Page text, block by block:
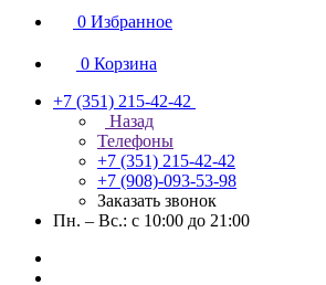
0 Избранное
0 Корзина
+7 (351) 215-42-42
Назад
Телефоны
+7 (351) 215-42-42
+7 (908)-093-53-98
Заказать звонок
Пн. – Вс.: с 10:00 до 21:00